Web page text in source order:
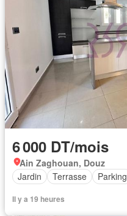
6 000 DT/mois
Ain Zaghouan, Douz
Jardin
Terrasse Parking
Il y a 19 heures